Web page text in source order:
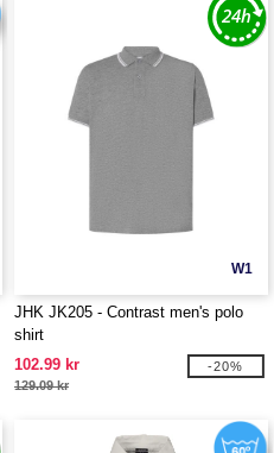
W1
JHK JK205 - Contrast men's polo
shirt
102.99 kr
129.09 kr
-20%